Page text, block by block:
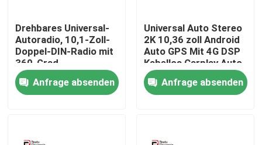
Startseite
Drehbares Universal-
Autoradio, 10,1-Zoll-
Doppel-DIN-Radio mit
360-Grad-
Panoramakamera
Anfrage absenden
Universal Auto Stereo
2K 10,36 zoll Android
Auto GPS Mit 4G DSP
Kabellos Carplay Auto
Multimedia
Anfrage absenden